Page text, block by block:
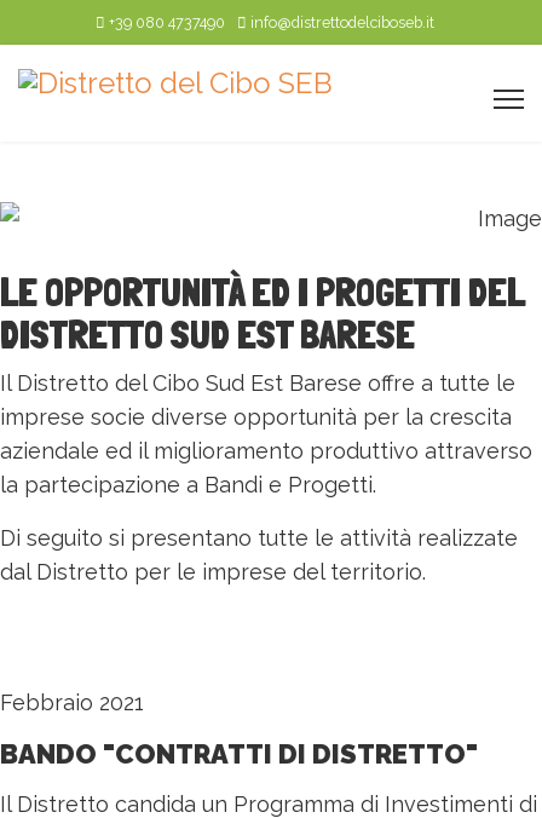
+39 080 4737490 info@distrettodelciboseb.it
LE OPPORTUNITÀ ED I PROGETTI DEL
DISTRETTO SUD EST BARESE
Il Distretto del Cibo Sud Est Barese offre a tutte le
imprese socie diverse opportunità per la crescita
aziendale ed il miglioramento produttivo attraverso
la partecipazione a Bandi e Progetti.
Di seguito si presentano tutte le attività realizzate
dal Distretto per le imprese del territorio.
Febbraio 2021
BANDO "CONTRATTI DI DISTRETTO"
Il Distretto candida un Programma di Investimenti di